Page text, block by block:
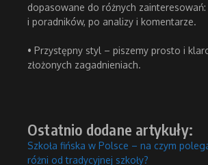
dopasowane do różnych
i poradników, po analizy i komentarze.
• Przystępny styl – piszemy prosto i
złożonych zagadnieniach.
Ostatnio dodane artykuły:
Szkoła fińska w Polsce – na czym
różni od tradycyjnej szkoły?